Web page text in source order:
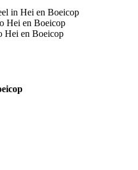
in Hei en Boeicop
Hei en Boeicop
Hei en Boeicop